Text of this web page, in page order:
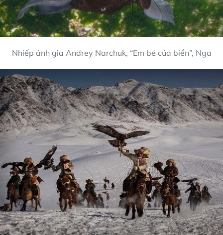
Nhiếp ảnh gia Andrey Narchuk, “Em bé của biển”, Nga